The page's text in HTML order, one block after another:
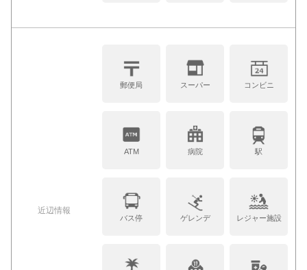
近辺情報
郵便局 スーパー コンビニ
ATM 病院 駅
バス停 ゲレンデ レジャー施設